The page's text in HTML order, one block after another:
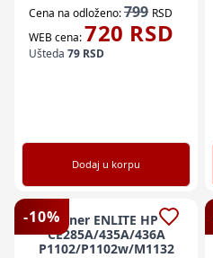
Cena na odloženo:799 RSD
WEB cena:720 RSD
Ušteda 79 RSD
Dodaj u korpu
-10%Toner ENLITE HP
CE285A/435A/436A
P1102/P1102w/M1132